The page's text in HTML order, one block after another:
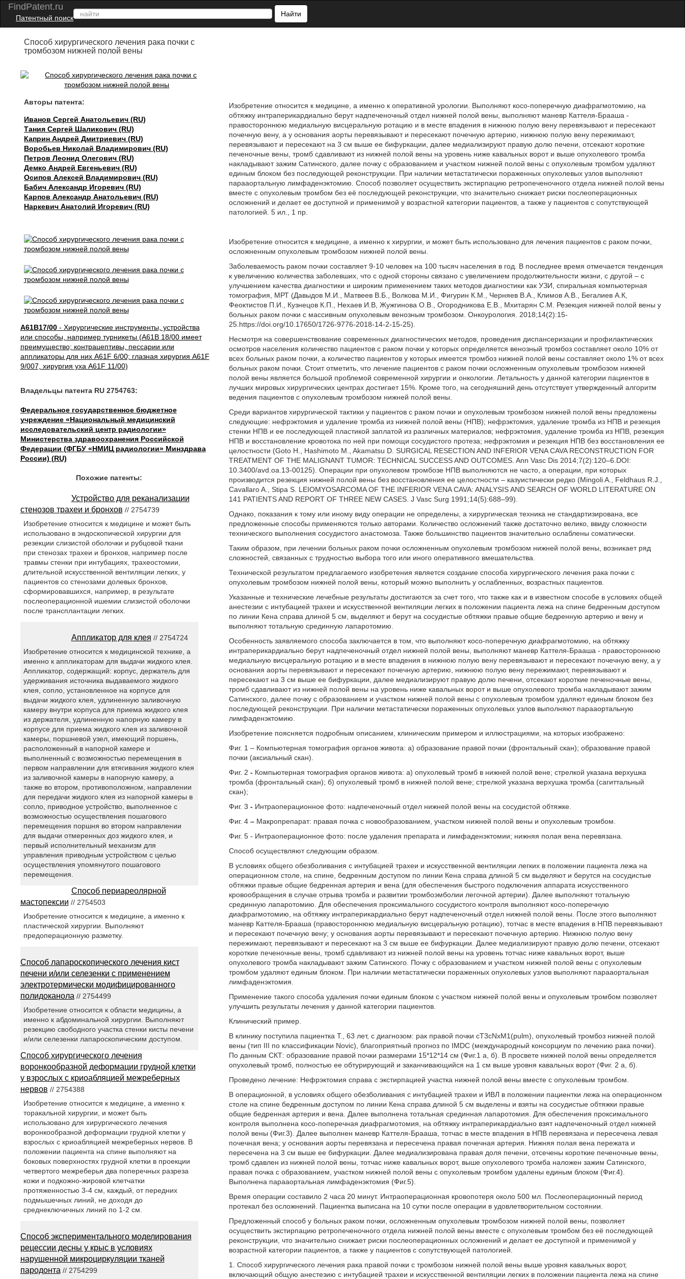
FindPatent.ru
Патентный поиск
Найти
Способ хирургического лечения рака почки с
тромбозом нижней полой вены
Авторы патента:
Иванов Сергей Анатольевич (RU)
Тания Сергей Шаликович (RU)
Каприн Андрей Дмитриевич (RU)
Воробьев Николай Владимирович (RU)
Петров Леонид Олегович (RU)
Демко Андрей Евгеньевич (RU)
Осипов Алексей Владимирович (RU)
Бабич Александр Игоревич (RU)
Карпов Александр Анатольевич (RU)
Наркевич Анатолий Игоревич (RU)
A61B17/00- Хирургические инструменты, устройства
или способы, например турникеты (A61B 18/00 имеет
преимущество; контрацептивы, пессарии или
аппликаторы для них A61F 6/00; глазная хирургия A61F
9/007, хирургия уха A61F 11/00)
Владельцы патента RU 2754763:
Федеральное государственное бюджетное
учреждение «Национальный медицинский
исследовательский центр радиологии»
Министерства здравоохранения Российской
Федерации (ФГБУ «НМИЦ радиологии» Минздрава
России) (RU)
Изобретение относится к медицине, а именно к оперативной урологии. Выполняют косо-поперечную диафрагмотомию, на
обтяжку интраперикардиально берут надпеченочный отдел нижней полой вены, выполняют маневр Каттеля-Брааша -
правостороннюю медиальную висцеральную ротацию и в месте впадения в нижнюю полую вену перевязывают и пересекают
почечную вену, а у основания аорты перевязывают и пересекают почечную артерию, нижнюю полую вену пережимают,
перевязывают и пересекают на 3 см выше ее бифуркации, далее медиализируют правую долю печени, отсекают короткие
печеночные вены, тромб сдавливают из нижней полой вены на уровень ниже кавальных ворот и выше опухолевого тромба
накладывают зажим Сатинского, далее почку с образованием и участком нижней полой вены с опухолевым тромбом удаляют
единым блоком без последующей реконструкции. При наличии метастатически пораженных опухолевых узлов выполняют
парааортальную лимфаденэктомию. Способ позволяет осуществить экстирпацию ретропеченочного отдела нижней полой вены
вместе с опухолевым тромбом без её последующей реконструкции, что значительно снижает риски послеоперационных
осложнений и делает ее доступной и применимой у возрастной категории пациентов, а также у пациентов с сопутствующей
патологией. 5 ил., 1 пр.
Изобретение относится к медицине, а именно к хирургии, и может быть использовано для лечения пациентов с раком почки,
осложненным опухолевым тромбозом нижней полой вены.
Заболеваемость раком почки составляет 9-10 человек на 100 тысяч населения в год. В последнее время отмечается тенденция
к увеличению количества заболевших, что с одной стороны связано с увеличением продолжительности жизни, с другой – с
улучшением качества диагностики и широким применением таких методов диагностики как УЗИ, спиральная компьютерная
томография, МРТ (Давыдов М.И., Матвеев В.Б., Волкова М.И., Фигурин К.М., Черняев В.А., Климов А.В., Бегалиев А.К,
Феоктистов П.И., Кузнецов К.П., Нехаев И.В, Жужгинова О.В., Огородникова Е.В., Мхитарян С.М. Резекция нижней полой вены у
больных раком почки с массивным опухолевым венозным тромбозом. Онкоурология. 2018;14(2):15-
25.https://doi.org/10.17650/1726-9776-2018-14-2-15-25).
Несмотря на совершенствование современных диагностических методов, проведения диспансеризации и профилактических
осмотров населения количество пациентов с раком почки у которых определяется венозный тромбоз составляет около 10% от
всех больных раком почки, а количество пациентов у которых имеется тромбоз нижней полой вены составляет около 1% от всех
больных раком почки. Стоит отметить, что лечение пациентов с раком почки осложненным опухолевым тромбозом нижней
полой вены является большой проблемой современной хирургии и онкологии. Летальность у данной категории пациентов в
лучших мировых хирургических центрах достигает 15%. Кроме того, на сегодняшний день отсутствует утвержденный алгоритм
ведения пациентов с опухолевым тромбозом нижней полой вены.
Среди вариантов хирургической тактики у пациентов с раком почки и опухолевым тромбозом нижней полой вены предложены
следующие: нефрэктомия и удаление тромба из нижней полой вены (НПВ); нефрэктомия, удаление тромба из НПВ и резекция
стенки НПВ и ее последующей пластикой заплатой из различных материалов; нефрэктомия, удаление тромба из НПВ, резекция
НПВ и восстановление кровотока по ней при помощи сосудистого протеза; нефрэктомия и резекция НПВ без восстановления ее
целостности (Goto H., Hashimoto M., Akamatsu D. SURGICAL RESECTION AND INFERIOR VENA CAVA RECONSTRUCTION FOR
TREATMENT OF THE MALIGNANT TUMOR: TECHNICAL SUCCESS AND OUTCOMES. Ann Vasc Dis 2014;7(2):120–6.DOI:
10.3400/avd.oa.13-00125). Операции при опухолевом тромбозе НПВ выполняются не часто, а операции, при которых
производится резекция нижней полой вены без восстановления ее целостности – казуистически редко (Mingoli A., Feldhaus R.J.,
Cavallaro A., Stipa S. LEIOMYOSARCOMA OF THE INFERIOR VENA CAVA: ANALYSIS AND SEARCH OF WORLD LITERATURE ON
141 PATIENTS AND REPORT OF THREE NEW CASES. J Vasc Surg 1991;14(5):688–99).
Однако, показания к тому или иному виду операции не определены, а хирургическая техника не стандартизирована, все
предложенные способы применяются только авторами. Количество осложнений также достаточно велико, ввиду сложности
технического выполнения сосудистого анастомоза. Также большинство пациентов значительно ослаблены соматически.
Таким образом, при лечении больных раком почки осложненным опухолевым тромбозом нижней полой вены, возникает ряд
сложностей, связанных с трудностью выбора того или иного оперативного вмешательства.
Технической результатом предлагаемого изобретения является создание способа хирургического лечения рака почки с
опухолевым тромбозом нижней полой вены, который можно выполнить у ослабленных, возрастных пациентов.
Указанные и технические лечебные результаты достигаются за счет того, что также как и в известном способе в условиях общей
анестезии с интубацией трахеи и искусственной вентиляции легких в положении пациента лежа на спине бедренным доступом
по линии Кена справа длиной 5 см, выделяют и берут на сосудистые обтяжки правые общие бедренную артерию и вену и
выполняют тотальную срединную лапаротомию.
Особенность заявляемого способа заключается в том, что выполняют косо-поперечную диафрагмотомию, на обтяжку
интраперикардиально берут надпеченочный отдел нижней полой вены, выполняют маневр Каттеля-Брааша - правостороннюю
медиальную висцеральную ротацию и в месте впадения в нижнюю полую вену перевязывают и пересекают почечную вену, а у
основания аорты перевязывают и пересекают почечную артерию, нижнюю полую вену пережимают, перевязывают и
пересекают на 3 см выше ее бифуркации, далее медиализируют правую долю печени, отсекают короткие печеночные вены,
тромб сдавливают из нижней полой вены на уровень ниже кавальных ворот и выше опухолевого тромба накладывают зажим
Сатинского, далее почку с образованием и участком нижней полой вены с опухолевым тромбом удаляют единым блоком без
последующей реконструкции. При наличии метастатически пораженных опухолевых узлов выполняют парааортальную
лимфаденэктомию.
Изобретение поясняется подробным описанием, клиническим примером и иллюстрациями, на которых изображено:
Фиг. 1 – Компьютерная томография органов живота: а) образование правой почки (фронтальный скан); образование правой
почки (аксиальный скан).
Фиг. 2 - Компьютерная томография органов живота: а) опухолевый тромб в нижней полой вене; стрелкой указана верхушка
тромба (фронтальный скан); б) опухолевый тромб в нижней полой вене; стрелкой указана верхушка тромба (сагиттальный
скан);
Фиг. 3 - Интраоперационное фото: надпеченочный отдел нижней полой вены на сосудистой обтяжке.
Фиг. 4 – Макропрепарат: правая почка с новообразованием, участком нижней полой вены и опухолевым тромбом.
Фиг. 5 - Интраоперационное фото: после удаления препарата и лимфаденэктомии; нижняя полая вена перевязана.
Способ осуществляют следующим образом.
В условиях общего обезболивания с интубацией трахеи и искусственной вентиляции легких в положении пациента лежа на
операционном столе, на спине, бедренным доступом по линии Кена справа длиной 5 см выделяют и берутся на сосудистые
обтяжки правые общие бедренная артерия и вена (для обеспечения быстрого подключения аппарата искусственного
кровообращения в случае отрыва тромба и развитии тромбоэмболии легочной артерии). Далее выполняют тотальную
срединную лапаротомию. Для обеспечения проксимального сосудистого контроля выполняют косо-поперечную
диафрагмотомию, на обтяжку интраперикардиально берут надпеченочный отдел нижней полой вены. После этого выполняют
маневр Каттеля-Брааша (правостороннюю медиальную висцеральную ротацию), тотчас в месте впадения в НПВ перевязывают
и пересекают почечную вену; у основания аорты перевязывают и пересекают почечную артерию. Нижнюю полую вену
пережимают, перевязывают и пересекают на 3 см выше ее бифуркации. Далее медиализируют правую долю печени, отсекают
короткие печеночные вены, тромб сдавливают из нижней полой вены на уровень тотчас ниже кавальных ворот, выше
опухолевого тромба накладывают зажим Сатинского. Почку с образованием и участком нижней полой вены с опухолевым
тромбом удаляют единым блоком. При наличии метастатически пораженных опухолевых узлов выполняют парааортальная
лимфаденэктомия.
Применение такого способа удаления почки единым блоком с участком нижней полой вены и опухолевым тромбом позволяет
улучшить результаты лечения у данной категории пациентов.
Клинический пример.
В клинику поступила пациентка Т., 63 лет, с диагнозом: рак правой почки сT3cNxM1(pulm), опухолевый тромбоз нижней полой
вены (тип III по классификации Novic), благоприятный прогноз по IMDC (международный консорциум по лечению рака почки).
По данным СКТ: образование правой почки размерами 15*12*14 см (Фиг.1 а, б). В просвете нижней полой вены определяется
опухолевый тромб, полностью ее обтурирующий и заканчивающийся на 1 см выше уровня кавальных ворот (Фиг. 2 а, б).
Проведено лечение: Нефрэктомия справа с экстирпацией участка нижней полой вены вместе с опухолевым тромбом.
В операционной, в условиях общего обезболивания с интубацией трахеи и ИВЛ в положении пациентки лежа на операционном
столе на спине бедренным доступом по линии Кена справа длиной 5 см выделены и взяты на сосудистые обтяжки правые
общие бедренная артерия и вена. Далее выполнена тотальная срединная лапаротомия. Для обеспечения проксимального
контроля выполнена косо-поперечная диафрагмотомия, на обтяжку интраперикардиально взят надпеченочный отдел нижней
полой вены (Фиг.3). Далее выполнен маневр Каттеля-Брааша, тотчас в месте впадения в НПВ перевязана и пересечена левая
почечная вена; у основания аорты перевязана и пересечена правая почечная артерия. Нижняя полая вена пережата и
пересечена на 3 см выше ее бифуркации. Далее медиализирована правая доля печени, отсечены короткие печеночные вены,
тромб сдавлен из нижней полой вены, тотчас ниже кавальных ворот, выше опухолевого тромба наложен зажим Сатинского,
правая почка с образованием, участком нижней полой вены с опухолевым тромбом удалены единым блоком (Фиг.4).
Выполнена парааортальная лимфаденэктомия (Фиг.5).
Время операции составило 2 часа 20 минут. Интраоперационная кровопотеря около 500 мл. Послеоперационный период
протекал без осложнений. Пациентка выписана на 10 сутки после операции в удовлетворительном состоянии.
Предложенный способ у больных раком почки, осложненным опухолевым тромбозом нижней полой вены, позволяет
осуществить экстирпацию ретропеченочного отдела нижней полой вены вместе с опухолевым тромбом без её последующей
реконструкции, что значительно снижает риски послеоперационных осложнений и делает ее доступной и применимой у
возрастной категории пациентов, а также у пациентов с сопутствующей патологией.
1. Способ хирургического лечения рака правой почки с тромбозом нижней полой вены выше уровня кавальных ворот,
включающий общую анестезию с интубацией трахеи и искусственной вентиляции легких в положении пациента лежа на спине
Похожие патенты:
Устройство для реканализации
стенозов трахеи и бронхов // 2754739
Изобретение относится к медицине и может быть
использовано в эндоскопической хирургии для
резекции слизистой оболочки и рубцовой ткани
при стенозах трахеи и бронхов, например после
травмы стенки при интубациях, трахеостомии,
длительной искусственной вентиляции легких, у
пациентов со стенозами долевых бронхов,
сформировавшихся, например, в результате
послеоперационной ишемии слизистой оболочки
после трансплантации легких.
Аппликатор для клея // 2754724
Изобретение относится к медицинской технике, а
именно к аппликаторам для выдачи жидкого клея.
Аппликатор, содержащий: корпус, держатель для
удерживания источника выдаваемого жидкого
клея, сопло, установленное на корпусе для
выдачи жидкого клея, удлиненную заливочную
камеру внутри корпуса для приема жидкого клея
из держателя, удлиненную напорную камеру в
корпусе для приема жидкого клея из заливочной
камеры, поршневой узел, имеющий поршень,
расположенный в напорной камере и
выполненный с возможностью перемещения в
первом направлении для втягивания жидкого клея
из заливочной камеры в напорную камеру, а
также во втором, противоположном, направлении
для передачи жидкого клея из напорной камеры в
сопло, приводное устройство, выполненное с
возможностью осуществления пошагового
перемещения поршня во втором направлении
для выдачи отмеренных доз жидкого клея, и
первый исполнительный механизм для
управления приводным устройством с целью
осуществления упомянутого пошагового
перемещения.
Способ периареолярной
мастопексии // 2754503
Изобретение относится к медицине, а именно к
пластической хирургии. Выполняют
предоперационную разметку.
Способ лапароскопического лечения кист
печени и/или селезенки с применением
электротермически модифицированного
полидоканола // 2754499
Изобретение относится к области медицины, а
именно к абдоминальной хирургии. Выполняют
резекцию свободного участка стенки кисты печени
и/или селезенки лапароскопическим доступом.
Способ хирургического лечения
воронкообразной деформации грудной клетки
у взрослых с криоабляцией межреберных
нервов // 2754388
Изобретение относится к медицине, а именно к
торакальной хирургии, и может быть
использовано для хирургического лечения
воронкообразной деформации грудной клетки у
взрослых с криоабляцией межреберных нервов. В
положении пациента на спине выполняют на
боковых поверхностях грудной клетки в проекции
четвертого межреберья два поперечных разреза
кожи и подкожно-жировой клетчатки
протяженностью 3-4 см, каждый, от передних
подмышечных линий, не доходя до
среднеключичных линий по 1-2 см.
Способ экспериментального моделирования
рецессии десны у крыс в условиях
нарушенной микроциркуляции тканей
пародонта // 2754299